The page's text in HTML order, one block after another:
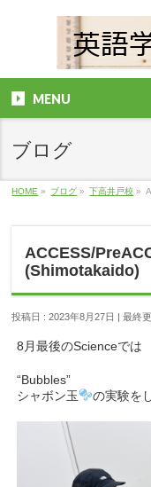
MENU
ブログ
HOME » ブログ » 下高井戸校 »
ACCESS/
(Shimotakaido)
投稿日 : 2023年8月27日 最終
8月最後のScienceでは
“Bubbles”
シャボン玉
の実験を